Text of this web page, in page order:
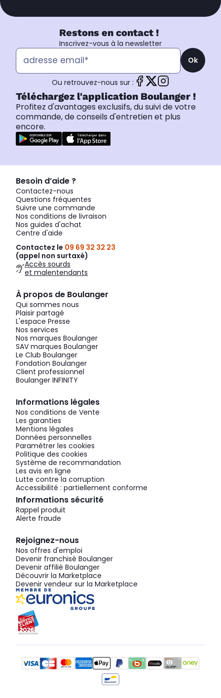
Restons en contact !
Inscrivez-vous à la newsletter
Ok
Ou retrouvez-nous sur :
Téléchargez l'application Boulanger !
Profitez d'avantages exclusifs, du suivi de votre
commande, de conseils d'entretien et plus
encore.
Besoin d’aide ?
Contactez-nous
Questions fréquentes
Suivre une commande
Nos conditions de livraison
Nos guides d'achat
Centre d'aide
Contactez le 09 69 32 32 23
(appel non surtaxé)
Accès sourds
et malentendants
À propos de Boulanger
Qui sommes nous
Plaisir partagé
L'espace Presse
Nos services
Nos marques Boulanger
SAV marques Boulanger
Le Club Boulanger
Fondation Boulanger
Client professionnel
Boulanger INFINITY
Informations légales
Nos conditions de Vente
Les garanties
Mentions légales
Données personnelles
Paramétrer les cookies
Politique des cookies
Système de recommandation
Les avis en ligne
Lutte contre la corruption
Accessibilité : partiellement conforme
Informations sécurité
Rappel produit
Alerte fraude
Rejoignez-nous
Nos offres d'emploi
Devenir franchisé Boulanger
Devenir affilié Boulanger
Découvrir la Marketplace
Devenir vendeur sur la Marketplace